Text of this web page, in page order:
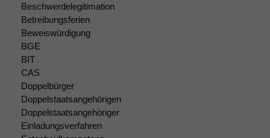
Beschwerdelegitimation
Betreibungsferien
Beweiswürdigung
BGE
BIT
CAS
Doppelbürger
Doppelstaatsangehörigen
Doppelstaatsangehöriger
Einladungsverfahren